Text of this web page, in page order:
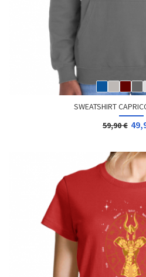
SWEATSHIRT
59,90 €